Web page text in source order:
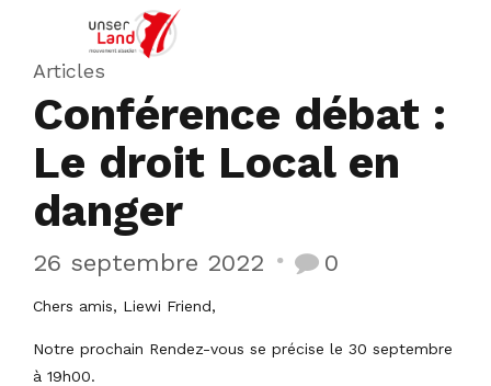
Articles
Conférence débat :
Le droit Local en
danger
26 septembre 2022 0
Chers amis, Liewi Friend,
Notre prochain Rendez-vous se précise le 30 septembre
à 19h00.